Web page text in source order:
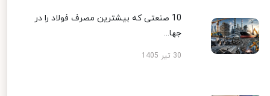
10 صنعتی که بیشترین مصرف فولاد را در
جها...
30 تیر 1405